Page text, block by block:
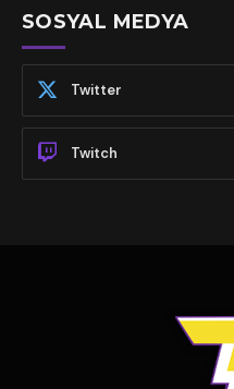
SOSYAL MEDYA
Twitter
Twitch